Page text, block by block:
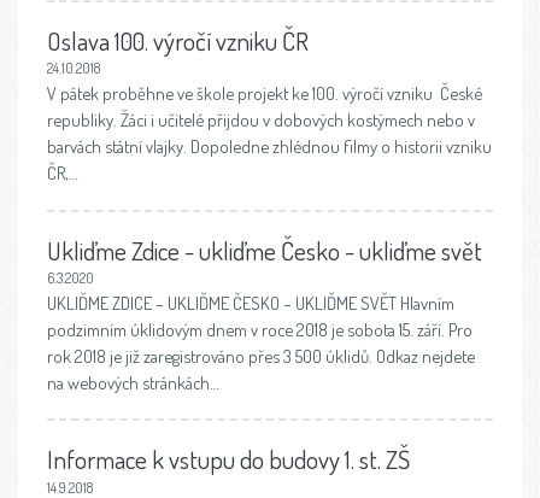
Oslava 100. výročí vzniku ČR
24.10.2018
V pátek proběhne ve škole projekt ke 100. výročí vzniku České
republiky. Žáci i učitelé přijdou v dobových kostýmech nebo v
barvách státní vlajky. Dopoledne zhlédnou filmy o historii vzniku
ČR,…
Ukliďme Zdice - ukliďme Česko - ukliďme svět
6.3.2020
UKLIĎME ZDICE – UKLIĎME ČESKO – UKLIĎME SVĚT Hlavním
podzimním úklidovým dnem v roce 2018 je sobota 15. září. Pro
rok 2018 je již zaregistrováno přes 3 500 úklidů. Odkaz nejdete
na webových stránkách…
Informace k vstupu do budovy 1. st. ZŠ
14.9.2018